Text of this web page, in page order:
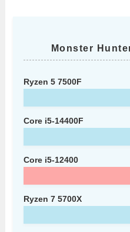
Monster
Ryzen 5 7500F
Core i5-14400F
Core i5-12400
Ryzen 7 5700X